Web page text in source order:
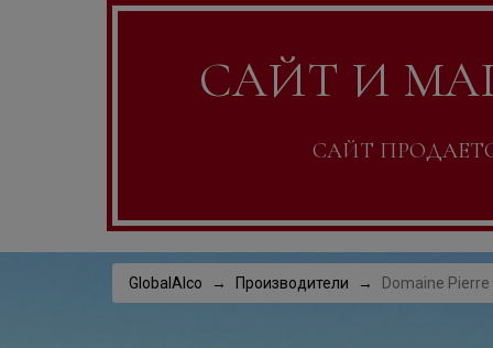
САЙТ И
САЙТ
GlobalAlco Производители Domaine